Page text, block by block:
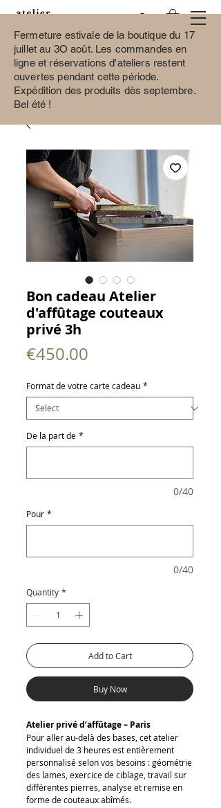
Fermeture estivale de la boutique du 17
juillet au 3O août. Les commandes en
ligne et réservations d'ateliers restent
ouvertes pendant cette période.
Expédition des produits dès septembre.
Bel été !
Bon cadeau Atelier
d'affûtage couteaux
privé 3h
€450.00
Format de votre carte cadeau *
De la part de *
0/40
Pour *
0/40
Quantity *
Add to Cart
Buy Now
Atelier privé d’affûtage – Paris
Pour aller au-delà des bases, cet atelier
individuel de 3 heures est entièrement
personnalisé selon vos besoins : géométrie
des lames, exercice de ciblage, travail sur
différentes pierres, analyse et remise en
forme de couteaux abîmés.